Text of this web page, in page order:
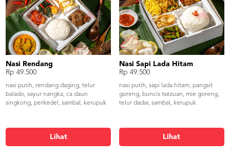
Nasi Rendang
Rp 49.500
nasi putih, rendang daging, telur
balado, sayur nangka, ca daun
singkong, perkedel, sambal, kerupuk
Lihat
Nasi Sapi Lada Hitam
Rp 49.500
nasi putih, sapi lada hitam, pangsit
goreng, buncis tsezuan, mie goreng,
telur dadar, sambal, kerupuk
Lihat